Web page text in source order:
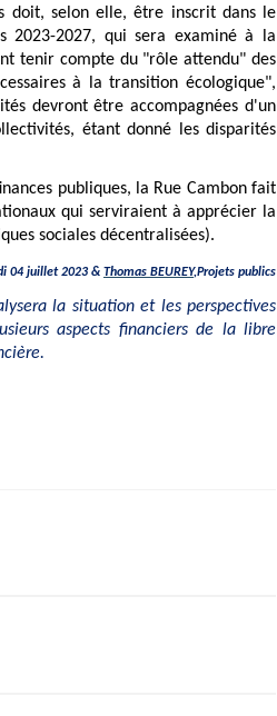
doit, selon elle, être inscrit dans le
2023-2027, qui sera examiné à la
tenir compte du "rôle attendu" des
à la transition écologique",
devront être accompagnées d'un
étant donné les disparités
publiques, la Rue Cambon fait
qui serviraient à apprécier la
sociales décentralisées).
04 juillet 2023 & Thomas BEUREY,​​​​​​​Projets publics
la situation et les perspectives
aspects financiers de la libre